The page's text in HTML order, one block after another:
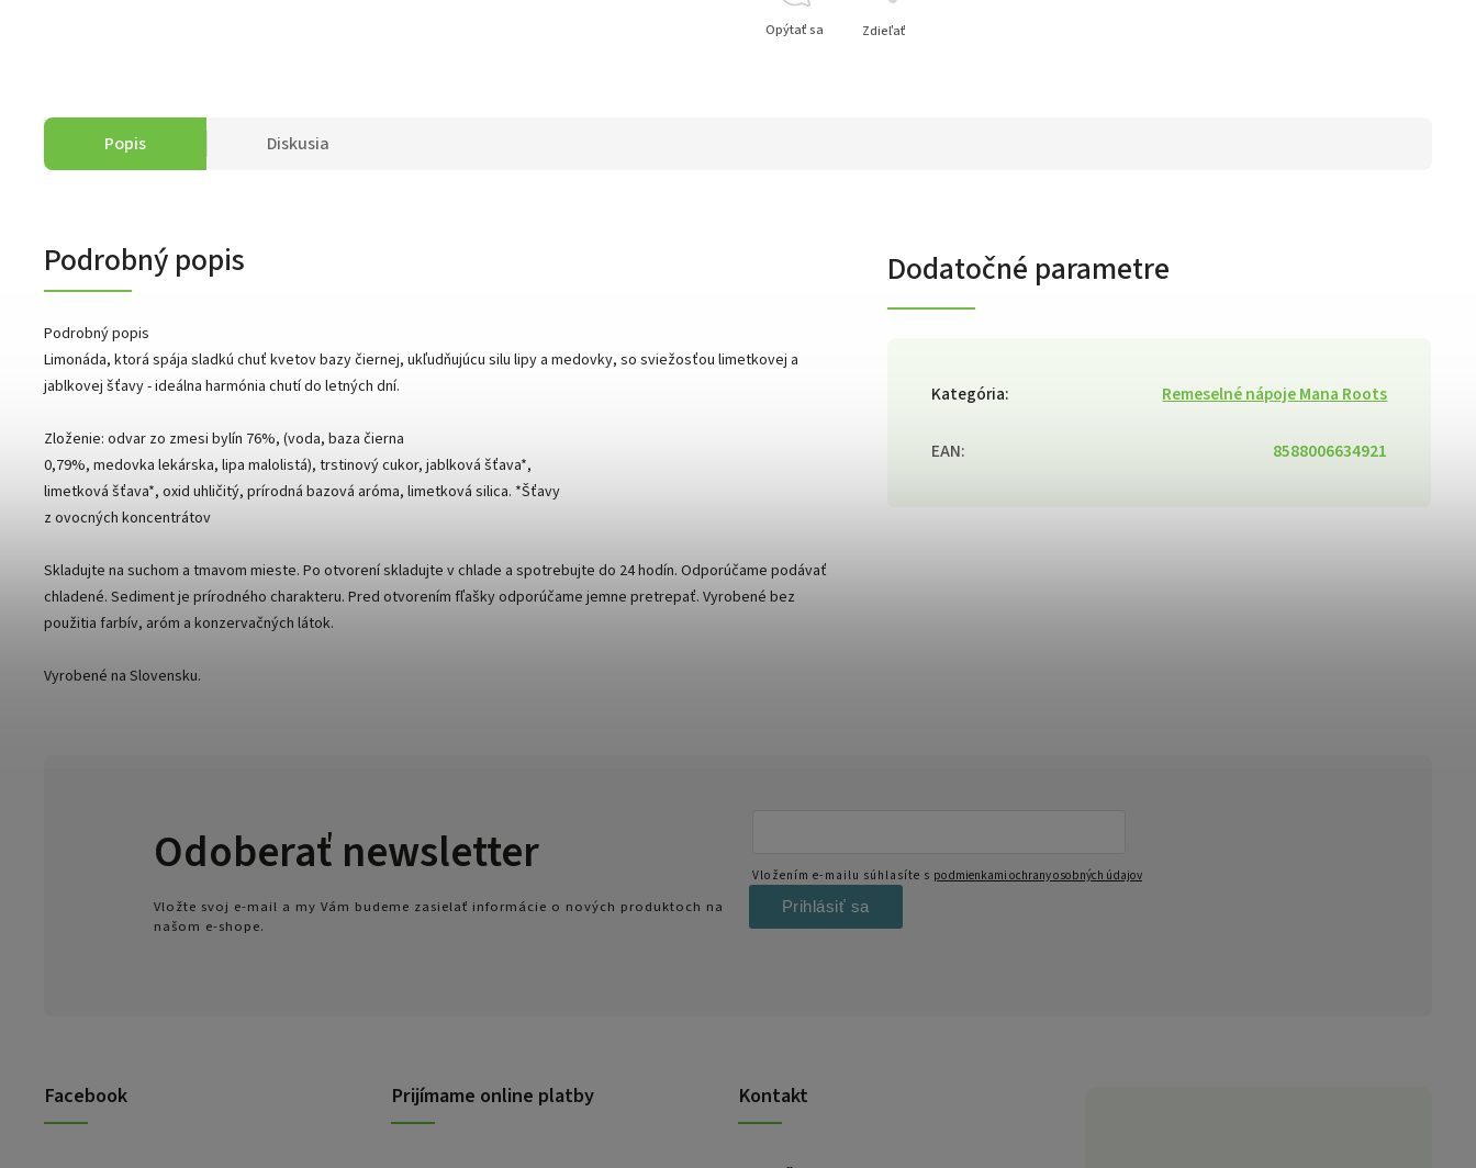
Opýtať sa Zdieľať
Popis Diskusia
Podrobný popis
Podrobný popis
Limonáda, ktorá spája sladkú chuť kvetov bazy čiernej, ukľudňujúcu silu lipy a medovky, so sviežosťou limetkovej a
jablkovej šťavy - ideálna harmónia chutí do letných dní.
Zloženie: odvar zo zmesi bylín 76%, (voda, baza čierna
0,79%, medovka lekárska, lipa malolistá), trstinový cukor, jablková šťava*,
limetková šťava*, oxid uhličitý, prírodná bazová aróma, limetková silica. *Šťavy
z ovocných koncentrátov
Skladujte na suchom a tmavom mieste. Po otvorení skladujte v chlade a spotrebujte do 24 hodín. Odporúčame podávať
chladené. Sediment je prírodného charakteru. Pred otvorením fľašky odporúčame jemne pretrepať. Vyrobené bez
použitia farbív, aróm a konzervačných látok.
Vyrobené na Slovensku.
Dodatočné parametre
Kategória: Remeselné nápoje Mana Roots
EAN: 8588006634921
Facebook Prijímame online platby Kontakt
Odoberať newsletter
Vložte svoj e-mail a my Vám budeme zasielať informácie o nových produktoch na
našom e-shope.
Vložením e-mailu súhlasíte s podmienkami ochrany osobných údajov
Prihlásiť sa